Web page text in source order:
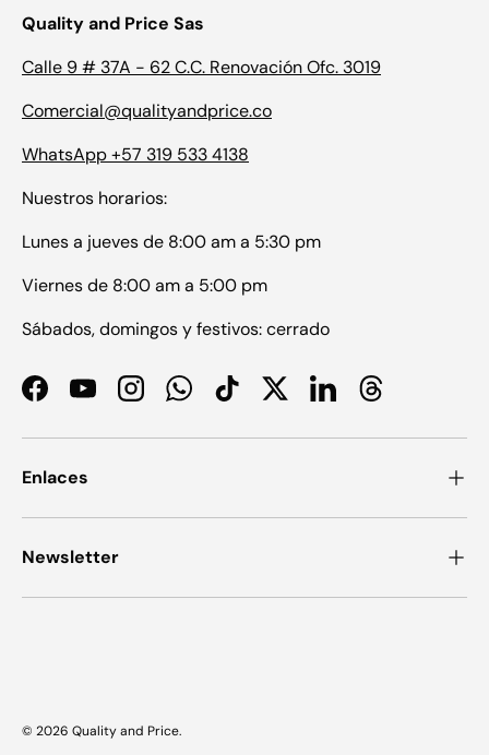
Quality and Price Sas
Calle 9 # 37A - 62 C.C. Renovación Ofc. 3019
Comercial@qualityandprice.co
WhatsApp +57 319 533 4138
Nuestros horarios:
Lunes a jueves de 8:00 am a 5:30 pm
Viernes de 8:00 am a 5:00 pm
Sábados, domingos y festivos: cerrado
FacebookYouTubeInstagramWhatsAppTikTokTwitterLinkedInThreads
Enlaces
Newsletter
© 2026 Quality and Price.